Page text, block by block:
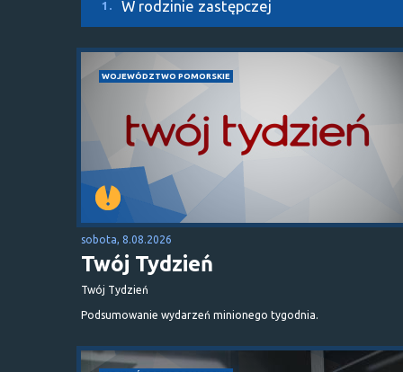
1. W rodzinie zastępczej
WOJEWÓDZTWO POMORSKIE
sobota, 8.08.2026
Twój Tydzień
Twój Tydzień
Podsumowanie wydarzeń minionego tygodnia.